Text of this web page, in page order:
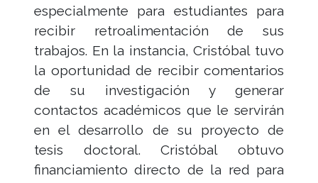
especialmente para estudiantes para
recibir retroalimentación de sus
trabajos. En la instancia, Cristóbal tuvo
la oportunidad de recibir comentarios
de su investigación y generar
contactos académicos que le servirán
en el desarrollo de su proyecto de
tesis doctoral. Cristóbal obtuvo
financiamiento directo de la red para